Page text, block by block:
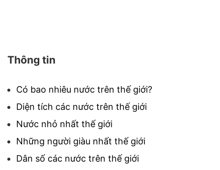
Thông tin
Có bao nhiêu nước trên thế giới?
Diện tích các nước trên thế giới
Nước nhỏ nhất thế giới
Những người giàu nhất thế giới
Dân số các nước trên thế giới